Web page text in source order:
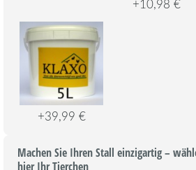
+10,98 €
+39,99 €
Machen Sie Ihren Stall einzigartig –
hier Ihr Tierchen